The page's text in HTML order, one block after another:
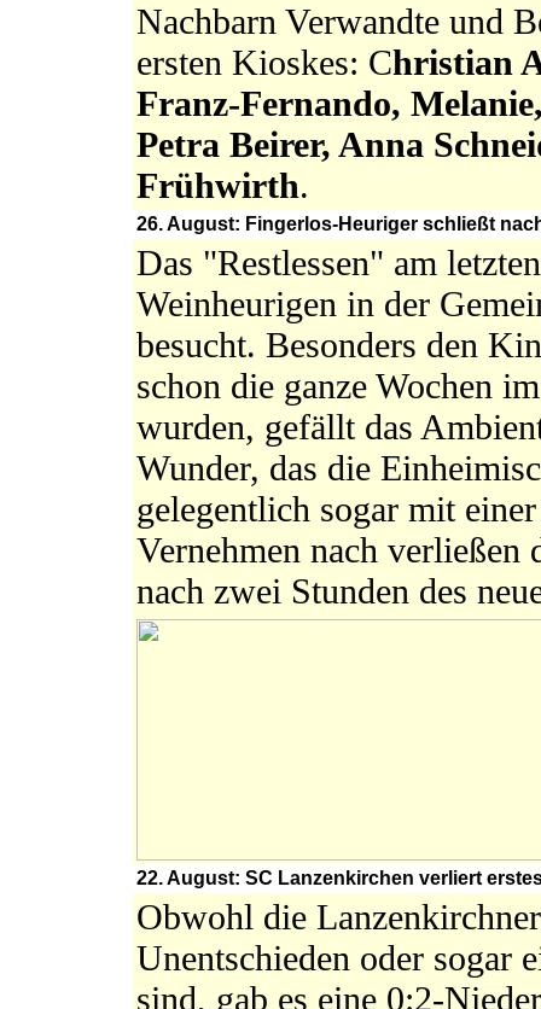
Nachbarn Verwandte und
ersten Kioskes: Christian
Franz-Fernando,
Petra Beirer, Anna
Frühwirth.
26. August: Fingerlos-Heuriger schließt
Das "Restlessen" am
Weinheurigen in der
besucht. Besonders den
schon die ganze Wochen
wurden, gefällt das
Wunder, das die
gelegentlich sogar mit
Vernehmen nach verließen
nach zwei Stunden des
22. August: SC Lanzenkirchen verliert
Obwohl die
Unentschieden oder sogar
sind, gab es eine 0:2-